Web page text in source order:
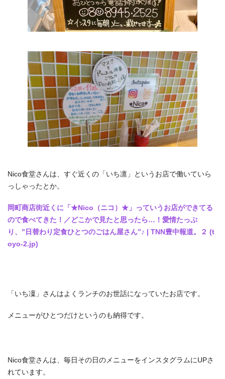
Nico食堂さんは、すぐ近くの「いち凛」というお店で働いていら
っしゃったとか。
岡町商店街近くに「★Nico（ニコ）★」っていうお店ができてる
ので食べてきた！／どこかで見たと思ったら…！愛情たっぷ
り、”日替わり定食ひとつのごはん屋さん”♪ | TNN豊中報道。２ (t
oyo-2.jp)
「いち凜」さんはよくランチのお世話になっていたお店です。
メニューがひとつだけというのも納得です。
Nico食堂さんは、毎日その日のメニューをインスタグラムにUPさ
れています。